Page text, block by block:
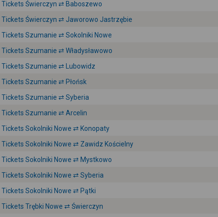
Tickets Świerczyn ⇄ Baboszewo
Tickets Świerczyn ⇄ Jaworowo Jastrzębie
Tickets Szumanie ⇄ Sokolniki Nowe
Tickets Szumanie ⇄ Władysławowo
Tickets Szumanie ⇄ Lubowidz
Tickets Szumanie ⇄ Płońsk
Tickets Szumanie ⇄ Syberia
Tickets Szumanie ⇄ Arcelin
Tickets Sokolniki Nowe ⇄ Konopaty
Tickets Sokolniki Nowe ⇄ Zawidz Kościelny
Tickets Sokolniki Nowe ⇄ Mystkowo
Tickets Sokolniki Nowe ⇄ Syberia
Tickets Sokolniki Nowe ⇄ Pątki
Tickets Trębki Nowe ⇄ Świerczyn